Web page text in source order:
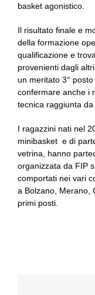
basket agonistico.
Il risultato finale e
della formazione
qualificazione e
provenienti dagli
un meritato 3°
confermare anche i
tecnica raggiunta da
I ragazzini nati nel
minibasket e di
vetrina, hanno
organizzata da FIP
comportati nei vari
a Bolzano, Merano,
primi posti.